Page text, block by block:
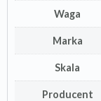
Waga
Marka
Skala
Producent